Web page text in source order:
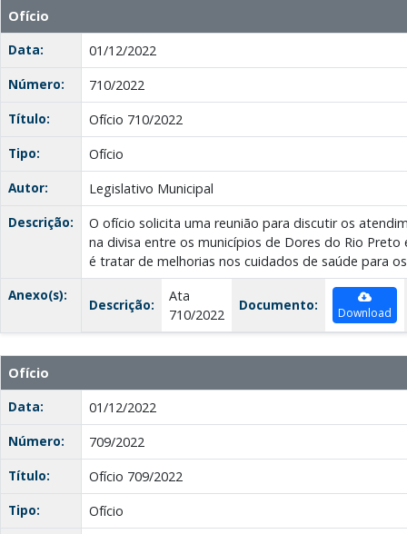
Ofício
Data:
01/12/2022
Número:
710/2022
Título:
Ofício 710/2022
Tipo:
Ofício
Autor:
Legislativo Municipal
Descrição:
O ofício solicita uma reunião para discutir os
na divisa entre os municípios de Dores do Rio Preto
é tratar de melhorias nos cuidados de saúde para
Anexo(s):
Descrição:
Ata
710/2022
Documento: Download
Ofício
Data:
01/12/2022
Número:
709/2022
Título:
Ofício 709/2022
Tipo:
Ofício